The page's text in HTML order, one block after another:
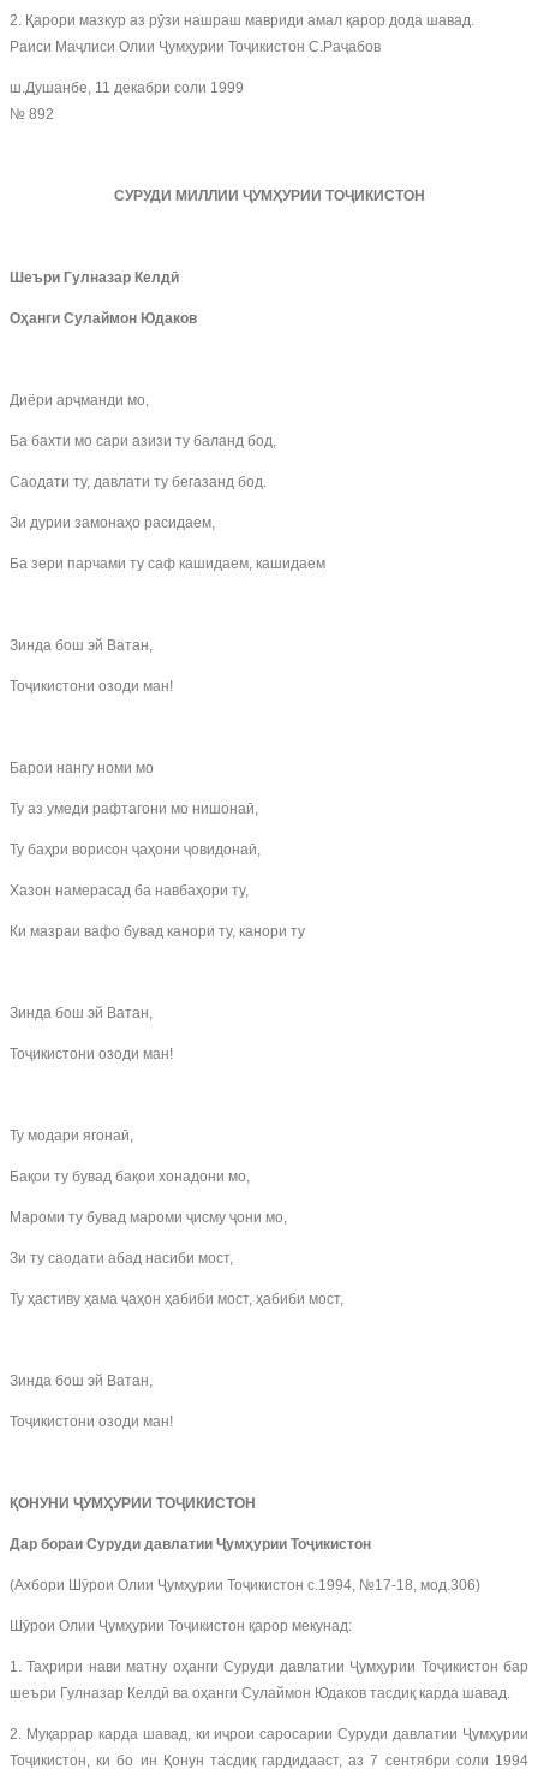
2. Қарори мазкур аз рӯзи нашраш мавриди амал қарор дода шавад.
Раиси Маҷлиси Олии Ҷумҳурии Тоҷикистон С.Раҷабов
ш.Душанбе, 11 декабри соли 1999
№ 892
СУРУДИ МИЛЛИИ ҶУМҲУРИИ ТОҶИКИСТОН
Шеъри Гулназар Келдӣ
Оҳанги Сулаймон Юдаков
Диёри арҷманди мо,
Ба бахти мо сари азизи ту баланд бод,
Саодати ту, давлати ту бегазанд бод.
Зи дурии замонаҳо расидаем,
Ба зери парчами ту саф кашидаем, кашидаем
Зинда бош эй Ватан,
Тоҷикистони озоди ман!
Барои нангу номи мо
Ту аз умеди рафтагони мо нишонаӣ,
Ту баҳри ворисон ҷаҳони ҷовидонаӣ,
Хазон намерасад ба навбаҳори ту,
Ки мазраи вафо бувад канори ту, канори ту
Зинда бош эй Ватан,
Тоҷикистони озоди ман!
Ту модари ягонаӣ,
Бақои ту бувад бақои хонадони мо,
Мароми ту бувад мароми ҷисму ҷони мо,
Зи ту саодати абад насиби мост,
Ту ҳастиву ҳама ҷаҳон ҳабиби мост, ҳабиби мост,
Зинда бош эй Ватан,
Тоҷикистони озоди ман!
ҚОНУНИ ҶУМҲУРИИ ТОҶИКИСТОН
Дар бораи Суруди давлатии Ҷумҳурии Тоҷикистон
(Ахбори Шӯрои Олии Ҷумҳурии Тоҷикистон с.1994, №17-18, мод.306)
Шӯрои Олии Ҷумҳурии Тоҷикистон қарор мекунад:
1. Таҳрири нави матну оҳанги Суруди давлатии Ҷумҳурии Тоҷикистон бар
шеъри Гулназар Келдӣ ва оҳанги Сулаймон Юдаков тасдиқ карда шавад.
2. Муқаррар карда шавад, ки иҷрои саросарии Суруди давлатии Ҷумҳурии
Тоҷикистон, ки бо ин Қонун тасдиқ гардидааст, аз 7 сентябри соли 1994